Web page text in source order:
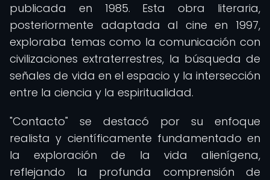
publicada en 1985. Esta obra literaria,
posteriormente adaptada al cine en 1997,
exploraba temas como la comunicación con
civilizaciones extraterrestres, la búsqueda de
señales de vida en el espacio y la intersección
entre la ciencia y la espiritualidad.
"Contacto" se destacó por su enfoque
realista y científicamente fundamentado en
la exploración de la vida alienígena,
reflejando la profunda comprensión de